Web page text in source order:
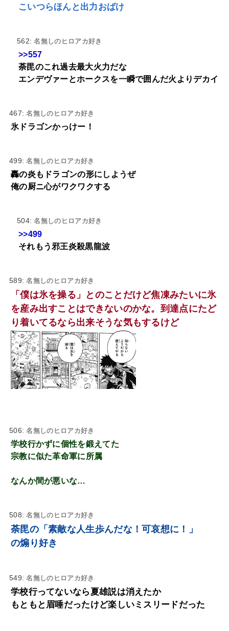
こいつらほんと出力おばけ
562:名無しのヒロアカ好き
>>557
荼毘のこれ過去最大火力だな
エンデヴァーとホークスを一瞬で囲んだ火よりデカイ
467:名無しのヒロアカ好き
氷ドラゴンかっけー！
499:名無しのヒロアカ好き
轟の炎もドラゴンの形にしようぜ
俺の厨ニ心がワクワクする
504:名無しのヒロアカ好き
>>499
それもう邪王炎殺黒龍波
589:名無しのヒロアカ好き
「僕は氷を操る」とのことだけど焦凍みたいに氷
を産み出すことはできないのかな。到達点にたど
り着いてるなら出来そうな気もするけど
506:名無しのヒロアカ好き
学校行かずに個性を鍛えてた
宗教に似た革命軍に所属
なんか間が悪いな…
508:名無しのヒロアカ好き
荼毘の「素敵な人生歩んだな！可哀想に！」
の煽り好き
549:名無しのヒロアカ好き
学校行ってないなら夏雄説は消えたか
もともと眉唾だったけど楽しいミスリードだった